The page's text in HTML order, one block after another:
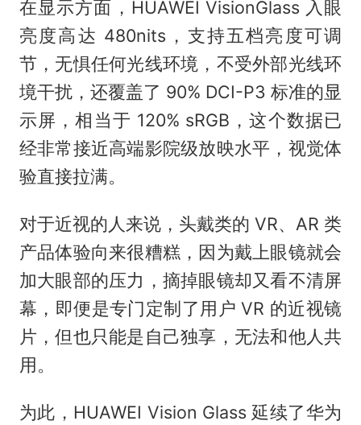
在显示方面，HUAWEI VisionGlass 入眼
亮度高达 480nits，支持五档亮度可调
节，无惧任何光线环境，不受外部光线环
境干扰，还覆盖了 90% DCI-P3 标准的显
示屏，相当于 120% sRGB，这个数据已
经非常接近高端影院级放映水平，视觉体
验直接拉满。
对于近视的人来说，头戴类的 VR、AR 类
产品体验向来很糟糕，因为戴上眼镜就会
加大眼部的压力，摘掉眼镜却又看不清屏
幕，即便是专门定制了用户 VR 的近视镜
片，但也只能是自己独享，无法和他人共
用。
为此，HUAWEI Vision Glass 延续了华为